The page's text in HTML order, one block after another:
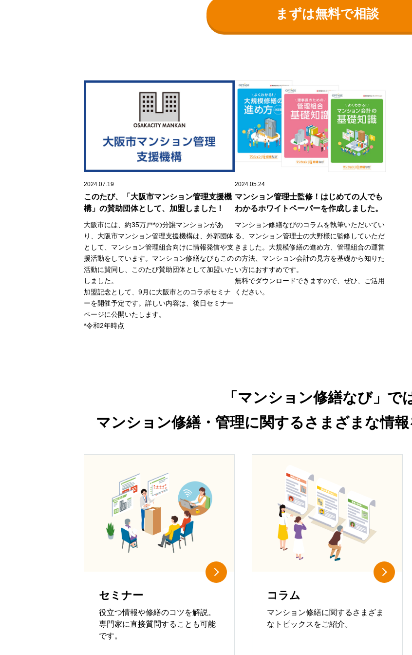
まずは無料で相談
2024.07.19
このたび、「大阪市マンション管理支援機
構」の賛助団体として、加盟しました！
大阪市には、約35万戸*の分譲マンションがあ
り、大阪市マンション管理支援機構は、外郭団体
として、マンション管理組合向けに情報発信や支
援活動をしています。マンション修繕なびもこの
活動に賛同し、このたび賛助団体として加盟いた
しました。
加盟記念として、9月に大阪市とのコラボセミナ
ーを開催予定です。詳しい内容は、後日セミナー
ページに公開いたします。
*令和2年時点
2024.05.24
マンション管理士監修！はじめての人でも
わかるホワイトペーパーを作成しました。
マンション修繕なびのコラムを執筆いただいてい
る、マンション管理士の大野様に監修していただ
きました。大規模修繕の進め方、管理組合の運営
の方法、マンション会計の見方を基礎から知りた
い方におすすめです。
無料でダウンロードできますので、ぜひ、ご活用
ください。
「マンション修繕なび」で
マンション修繕・管理に関するさまざまな情報
セミナー
役立つ情報や修繕のコツを解説。
専門家に直接質問することも可能
です。
コラム
マンション修繕に関するさまざま
なトピックスをご紹介。